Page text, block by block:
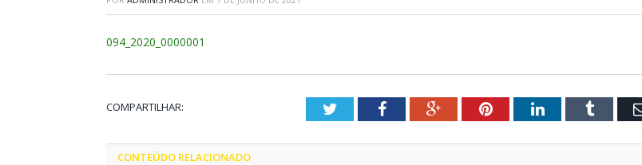
094_2020_0000001
COMPARTILHAR: TwitterFacebookGoogle+PinterestLinkedInTumblr
CONTEÚDO RELACIONADO